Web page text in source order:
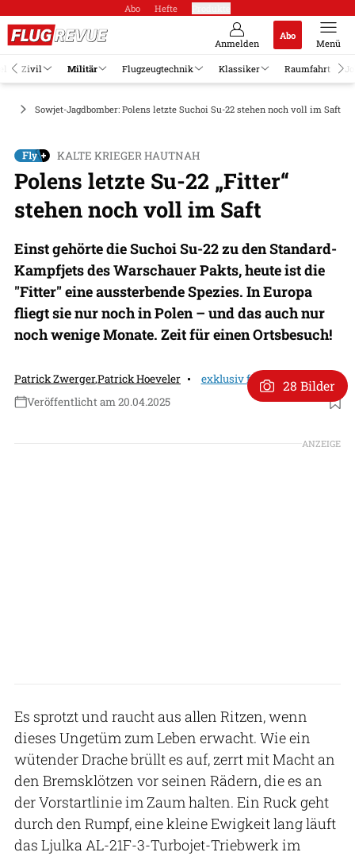
Abo Hefte
Anmelden
Abo
Menü
Zivil Militär Flugzeugtechnik Klassiker Raumfahrt
Sowjet-Jagdbomber: Polens letzte Suchoi Su-22 stehen noch voll im Saft
KALTE KRIEGER HAUTNAH
Polens letzte Su-22 „Fitter“
stehen noch voll im Saft
Einst gehörte die Suchoi Su-22 zu den Standard-
Kampfjets des Warschauer Pakts, heute ist die
"Fitter" eine aussterbende Spezies. In Europa
fliegt sie nur noch in Polen – und das auch nur
noch wenige Monate. Zeit für einen Ortsbesuch!
Patrick Zwerger,Patrick Hoeveler
exklusiv für Abonnenten
Veröffentlicht am 20.04.2025
Foto: Patrick Zwerger
28 Bilder
ANZEIGE
Es sprotzt und raucht aus allen Ritzen, wenn
dieses Ungetüm zum Leben erwacht. Wie ein
wütender Drache brüllt es auf, zerrt mit Macht an
den Bremsklötzen vor seinen Rädern, die es an
der Vorstartlinie im Zaum halten. Ein Ruck geht
durch den Rumpf, eine kleine Ewigkeit lang läuft
das Ljulka AL-21F-3-Turbojet-Triebwerk im